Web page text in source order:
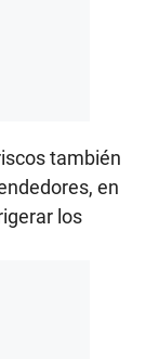
también
en
los